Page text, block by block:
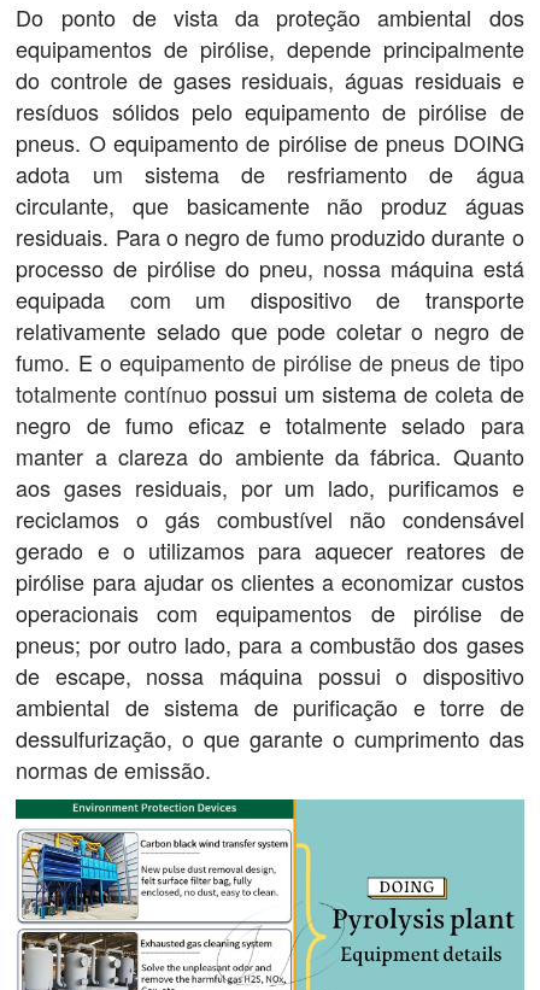
Do ponto de vista da proteção ambiental dos
equipamentos de pirólise, depende principalmente
do controle de gases residuais, águas residuais e
resíduos sólidos pelo equipamento de pirólise de
pneus. O equipamento de pirólise de pneus DOING
adota um sistema de resfriamento de água
circulante, que basicamente não produz águas
residuais. Para o negro de fumo produzido durante o
processo de pirólise do pneu, nossa máquina está
equipada com um dispositivo de transporte
relativamente selado que pode coletar o negro de
fumo. E o equipamento de pirólise de pneus de tipo
totalmente contínuo possui um sistema de coleta de
negro de fumo eficaz e totalmente selado para
manter a clareza do ambiente da fábrica. Quanto
aos gases residuais, por um lado, purificamos e
reciclamos o gás combustível não condensável
gerado e o utilizamos para aquecer reatores de
pirólise para ajudar os clientes a economizar custos
operacionais com equipamentos de pirólise de
pneus; por outro lado, para a combustão dos gases
de escape, nossa máquina possui o dispositivo
ambiental de sistema de purificação e torre de
dessulfurização, o que garante o cumprimento das
normas de emissão.